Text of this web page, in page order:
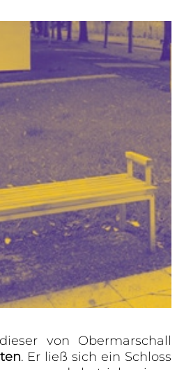
von Obermarschall
. Er ließ sich ein Schloss